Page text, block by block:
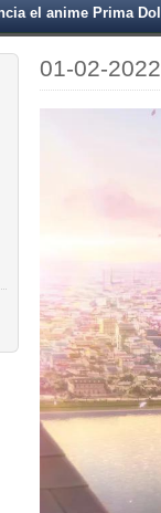
el anime Prima Doll
01-02-